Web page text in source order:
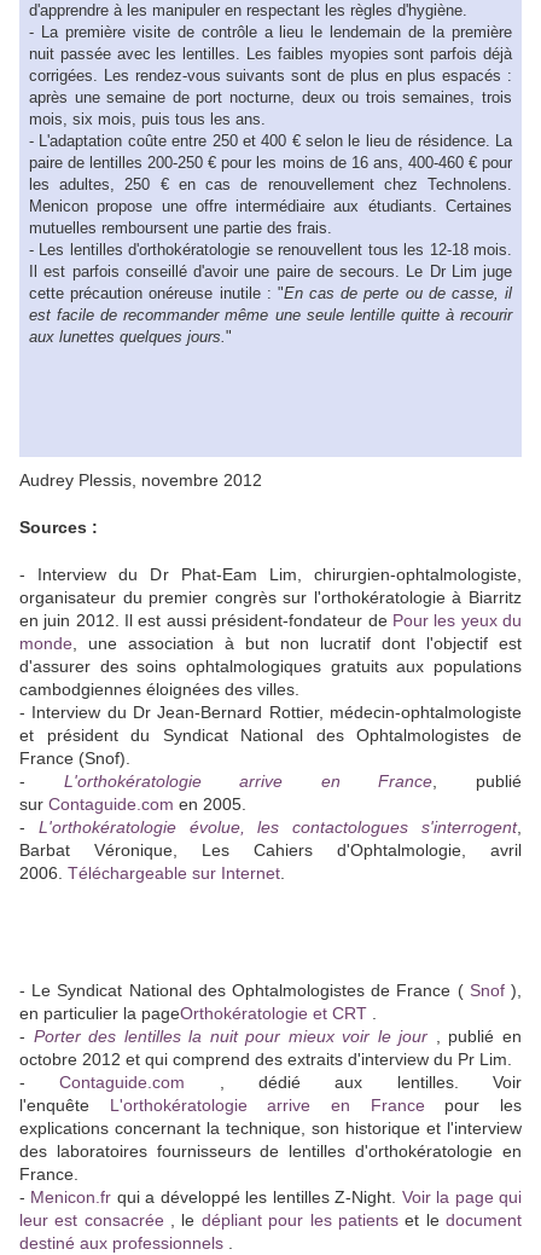
d'apprendre à les manipuler en respectant les règles d'hygiène.
- La première visite de contrôle a lieu le lendemain de la première
nuit passée avec les lentilles. Les faibles myopies sont parfois déjà
corrigées. Les rendez-vous suivants sont de plus en plus espacés :
après une semaine de port nocturne, deux ou trois semaines, trois
mois, six mois, puis tous les ans.
- L'adaptation coûte entre 250 et 400 € selon le lieu de résidence. La
paire de lentilles 200-250 € pour les moins de 16 ans, 400-460 € pour
les adultes, 250 € en cas de renouvellement chez Technolens.
Menicon propose une offre intermédiaire aux étudiants. Certaines
mutuelles remboursent une partie des frais.
- Les lentilles d'orthokératologie se renouvellent tous les 12-18 mois.
Il est parfois conseillé d'avoir une paire de secours. Le Dr Lim juge
cette précaution onéreuse inutile : "En cas de perte ou de casse, il
est facile de recommander même une seule lentille quitte à recourir
aux lunettes quelques jours."
Audrey Plessis, novembre 2012
Sources :
- Interview du Dr Phat-Eam Lim, chirurgien-ophtalmologiste,
organisateur du premier congrès sur l'orthokératologie à Biarritz
en juin 2012. Il est aussi président-fondateur de Pour les yeux du
monde , une association à but non lucratif dont l'objectif est
d'assurer des soins ophtalmologiques gratuits aux populations
cambodgiennes éloignées des villes.
- Interview du Dr Jean-Bernard Rottier, médecin-ophtalmologiste
et président du Syndicat National des Ophtalmologistes de
France (Snof).
- L'orthokératologie arrive en France , publié
sur Contaguide.com en 2005.
- L'orthokératologie évolue, les contactologues s'interrogent,
Barbat Véronique, Les Cahiers d'Ophtalmologie, avril
2006. Téléchargeable sur Internet
- Le Syndicat National des Ophtalmologistes de France ( Snof),
en particulier la pageOrthokératologie et CRT
- Porter des lentilles la nuit pour mieux voir le jour
, publié en
octobre 2012 et qui comprend des extraits d'interview du Pr Lim.
-Contaguide.com
, dédié aux lentilles. Voir
l'enquête L'orthokératologie arrive en France pour les
explications concernant la technique, son historique et l'interview
des laboratoires fournisseurs de lentilles d'orthokératologie en
France.
- Menicon.fr qui a développé les lentilles Z-Night. Voir la page qui
leur est consacrée
, le dépliant pour les patientset ledocument
destiné aux professionnels